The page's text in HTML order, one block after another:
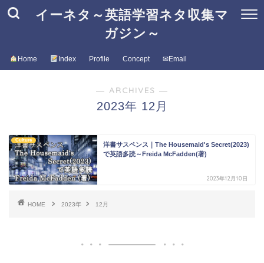
イーネタ～英語学習ネタ収集マ
ガジン～
Home Index Profile Concept ✉Email
― ARCHIVES ―
2023年 12月
Culture
洋書サスペンス｜The Housemaid's Secret(2023)
で英語多読～Freida McFadden(著)
2023年12月10日
HOME 2023年 12月